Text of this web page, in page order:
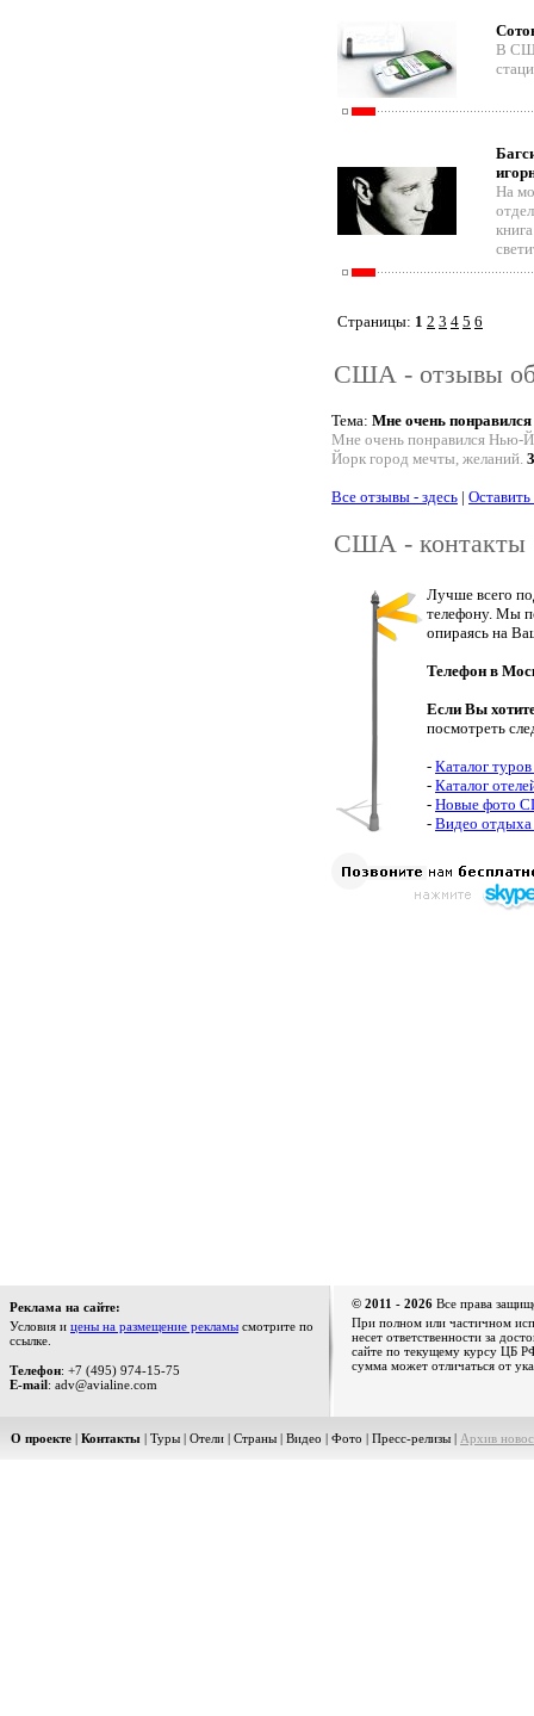
В
На
Страницы: 1 2 3 4 5 6
США - отзывы об
Тема: Мне очень
Мне очень понравился Нью-
Йорк город мечты, желаний.
Все отзывы - здесь |
США - контакты
Лучше всего
телефону. Мы
опираясь на
Телефон в
Если Вы
посмотреть
- Каталог
- Каталог
- Новые фото
- Видео
Реклама на сайте:
Условия и цены на размещение рекламы смотрите по
ссылке.
Телефон: +7 (495) 974-15-75
E-mail: adv@avialine.com
© 2011 - 2026 Все права
При полном или частичном
несет ответственности за
сайте по текущему курсу ЦБ
сумма может отличаться от
О проекте | Контакты | Туры | Отели | Страны | Видео | Фото | Пресс-релизы | Архив